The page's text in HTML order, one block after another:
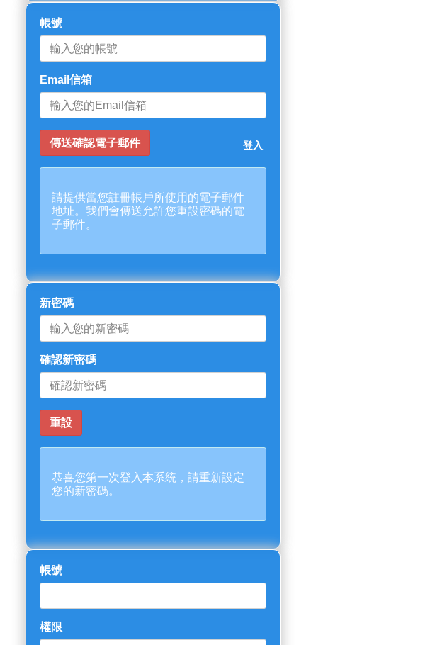
帳號
Email信箱
登入
請提供當您註冊帳戶所使用的電子郵件
地址。我們會傳送允許您重設密碼的電
子郵件。
新密碼
確認新密碼
恭喜您第一次登入本系統，請重新設定
您的新密碼。
帳號
權限